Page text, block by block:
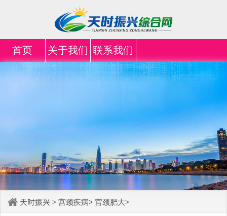
首页 关于我们 联系我们
天时振兴 >宫颈疾病>宫颈肥大>